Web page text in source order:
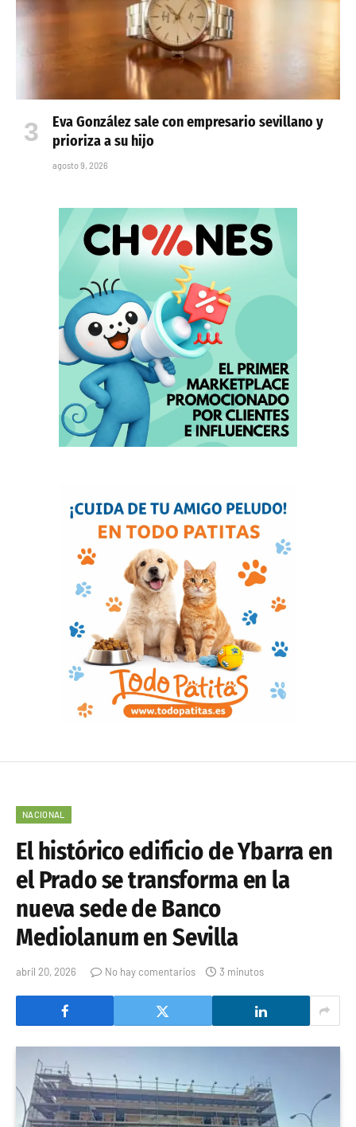
Eva González sale con empresario sevillano y
prioriza a su hijo
agosto 9, 2026
NACIONAL
El histórico edificio de Ybarra en
el Prado se transforma en la
nueva sede de Banco
Mediolanum en Sevilla
abril 20, 2026 No hay comentarios 3 minutos